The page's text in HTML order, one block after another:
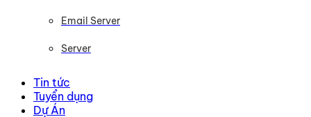
Email Server
Server
Tin tức
Tuyển dụng
Dự Án